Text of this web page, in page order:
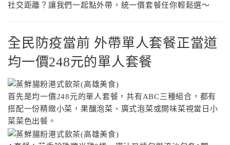
社交距離？讓我們一起點外帶，統一價套餐任你輕鬆選〜
全民防疫當前 外帶單人套餐正當道
均一價248元的單人套餐
首先是均一價248元的單人套餐，共有ABC三種組合，都有
搭配一份精緻小菜，果釀泡菜、廣式泡菜或開味菜視當日小
菜菜色出餐。